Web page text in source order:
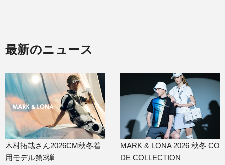
最新のニュース
木村拓哉さん2026CM秋冬着
用モデル第3弾
MARK & LONA 2026 秋冬 CO
DE COLLECTION